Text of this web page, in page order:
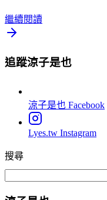
繼續閱讀
追蹤涼子是也
涼子是也 Facebook
Lyes.tw Instagram
搜尋